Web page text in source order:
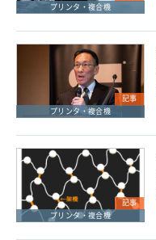
プリンタ・複合機
記事
プリンタ・複合機
記事
プリンタ・複合機